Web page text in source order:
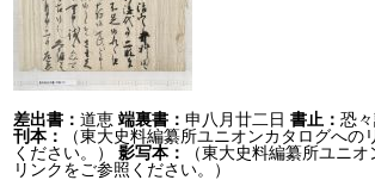
差出書：道恵 端裏書：申八月廿二日 書止：恐
刊本：
（東大史料編纂所ユニオンカタログへの
ください。）
影写本：
（東大史料編纂所ユニ
リンクをご参照ください。）